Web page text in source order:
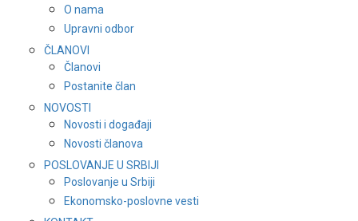
O nama
Upravni odbor
ČLANOVI
Članovi
Postanite član
NOVOSTI
Novosti i događaji
Novosti članova
POSLOVANJE U SRBIJI
Poslovanje u Srbiji
Ekonomsko-poslovne vesti